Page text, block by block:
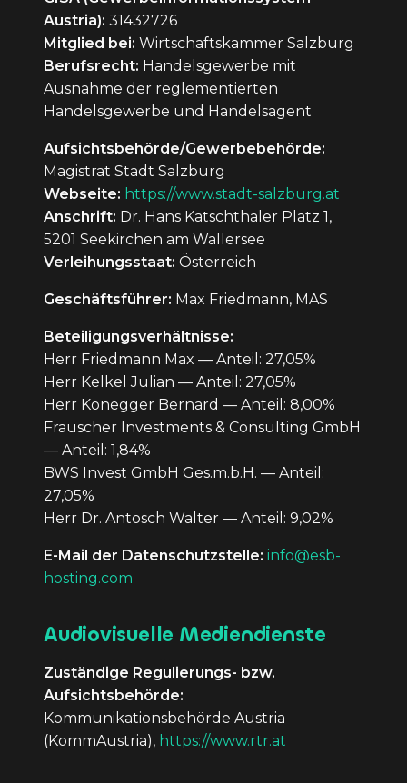
Austria): 31432726
Mitglied bei: Wirtschaftskammer Salzburg
Berufsrecht: Handelsgewerbe mit
Ausnahme der reglementierten
Handelsgewerbe und Handelsagent
Aufsichtsbehörde/Gewerbebehörde:
Magistrat Stadt Salzburg
Webseite: https://www.stadt-salzburg.at
Anschrift: Dr. Hans Katschthaler Platz 1,
5201 Seekirchen am Wallersee
Verleihungsstaat: Österreich
Geschäftsführer: Max Friedmann, MAS
Beteiligungsverhältnisse:
Herr Friedmann Max — Anteil: 27,05%
Herr Kelkel Julian — Anteil: 27,05%
Herr Konegger Bernard — Anteil: 8,00%
Frauscher Investments & Consulting GmbH
— Anteil: 1,84%
BWS Invest GmbH Ges.m.b.H. — Anteil:
27,05%
Herr Dr. Antosch Walter — Anteil: 9,02%
E-Mail der Datenschutzstelle: info@esb-
hosting.com
Audiovisuelle Mediendienste
Zuständige Regulierungs- bzw.
Aufsichtsbehörde:
Kommunikationsbehörde Austria
(KommAustria), https://www.rtr.at
Alle akzeptieren